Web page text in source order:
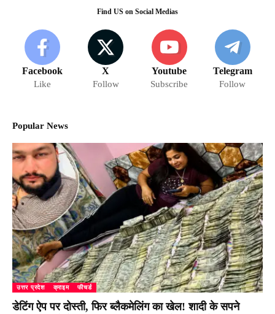
Find US on Social Medias
Facebook
Like
X
Follow
Youtube
Subscribe
Telegram
Follow
Popular News
उत्तर प्रदेश क्राइम फीचर्ड
डेटिंग ऐप पर दोस्ती, फिर ब्लैकमेलिंग का खेल! शादी के सपने